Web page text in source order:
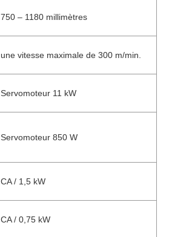
750 – 1180 millimètres
une vitesse maximale de 300 m/min.
Servomoteur 11 kW
Servomoteur 850 W
CA / 1,5 kW
CA / 0,75 kW